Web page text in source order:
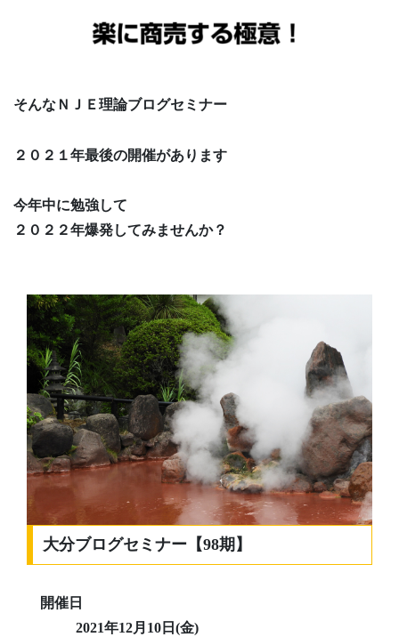
そんなＮＪＥ理論ブログセミナー
２０２１年最後の開催があります
今年中に勉強して
２０２２年爆発してみませんか？
大分ブログセミナー【98期】
開催日
2021年12月10日(金)